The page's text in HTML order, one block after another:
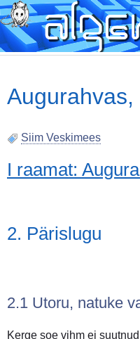
Skip
to
main
content
Augurahvas,
Siim Veskimees
I raamat:
2. Pärislugu
2.1 Utoru, natuke
Kerge soe vihm ei